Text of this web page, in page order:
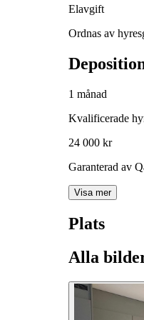
Elavgift
Ordnas av
1 månad
Kvalificerade
24 000 kr
Garanterad av
Visa mer
Plats
Alla